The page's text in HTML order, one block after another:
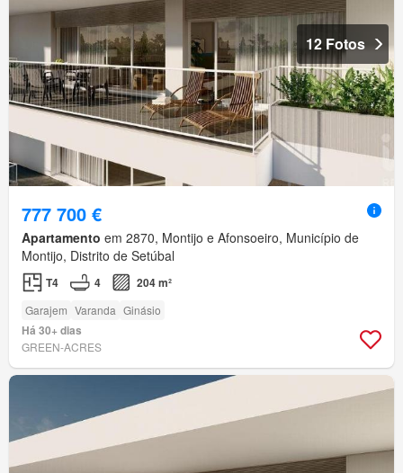
12 Fotos
777 700 €
Apartamento em 2870, Montijo e Afonsoeiro, Município de
Montijo, Distrito de Setúbal
T4 4 204 m²
Garajem Varanda Ginásio
Há 30+ dias
GREEN-ACRES